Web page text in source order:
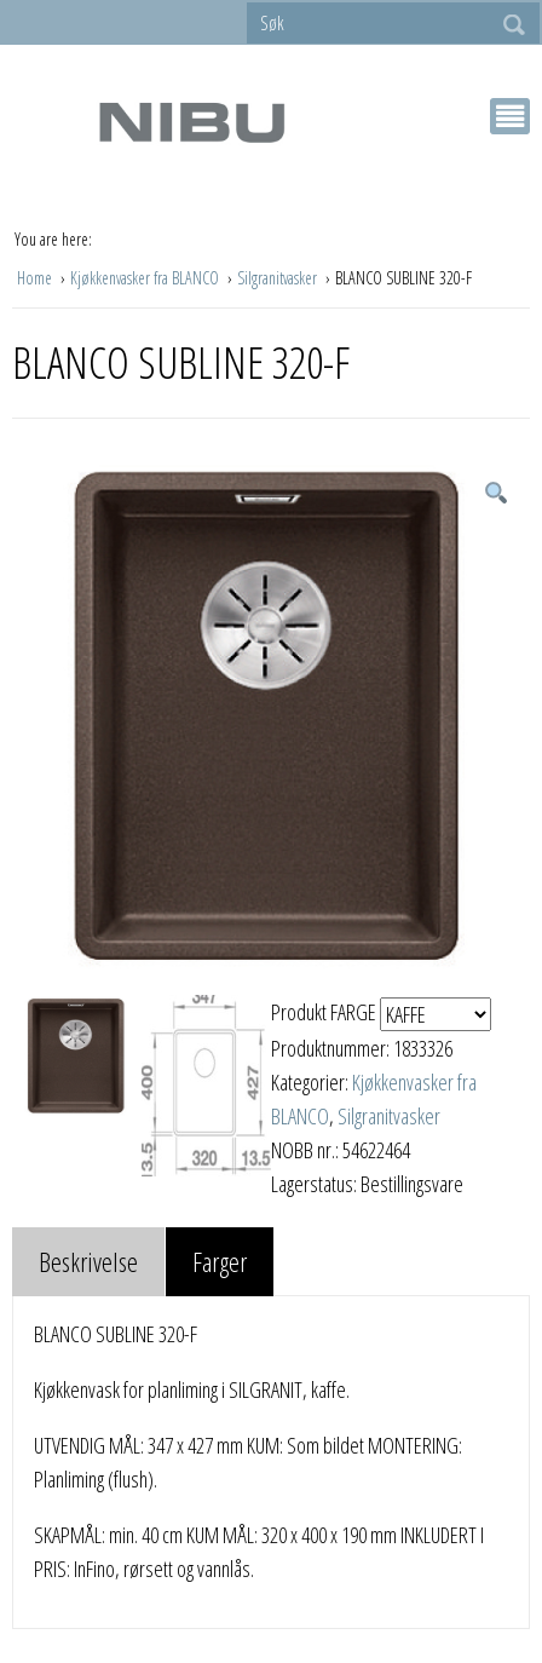
You are here:
Home
Kjøkkenvasker fra BLANCO Silgranitvasker BLANCO SUBLINE 320-F
BLANCO SUBLINE 320-F
Produkt FARGE
Produktnummer: 1833326
Kategorier: Kjøkkenvasker fra
BLANCO, Silgranitvasker
NOBB nr.: 54622464
Lagerstatus: Bestillingsvare
Beskrivelse Farger
BLANCO SUBLINE 320-F
Kjøkkenvask for planliming i SILGRANIT, kaffe.
UTVENDIG MÅL: 347 x 427 mm KUM: Som bildet MONTERING:
Planliming (flush).
SKAPMÅL: min. 40 cm KUM MÅL: 320 x 400 x 190 mm INKLUDERT I
PRIS: InFino, rørsett og vannlås.